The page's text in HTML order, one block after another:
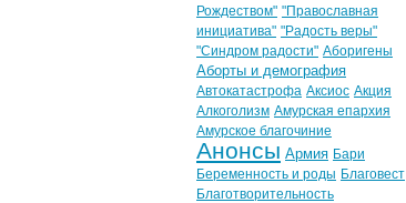
Рождеством" "Православная
инициатива" "Радость веры"
"Синдром радости" Аборигены
Аборты и демография
Автокатастрофа Аксиос Акция
Алкоголизм Амурская епархия
Амурское благочиние
Анонсы Армия Бари
Беременность и роды Благовест
Благотворительность